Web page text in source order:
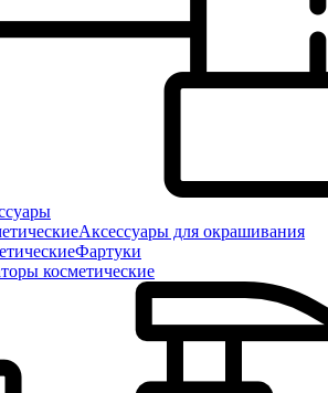
Аксессуары для окрашивания
Фартуки
косметические